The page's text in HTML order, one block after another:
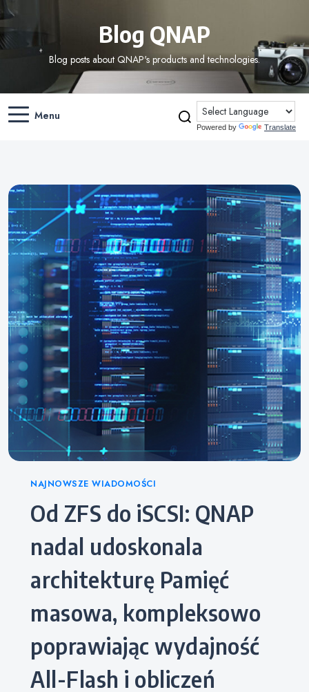
Blog QNAP
Blog posts about QNAP's products and technologies.
Menu
Powered by Translate
Categories
NAJNOWSZE WIADOMOŚCI
Od ZFS do iSCSI: QNAP
nadal udoskonala
architekturę Pamięć
masowa, kompleksowo
poprawiając wydajność
All-Flash i obliczeń